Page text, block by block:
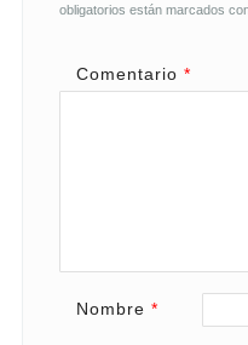
obligatorios están marcados
Comentario *
Nombre *